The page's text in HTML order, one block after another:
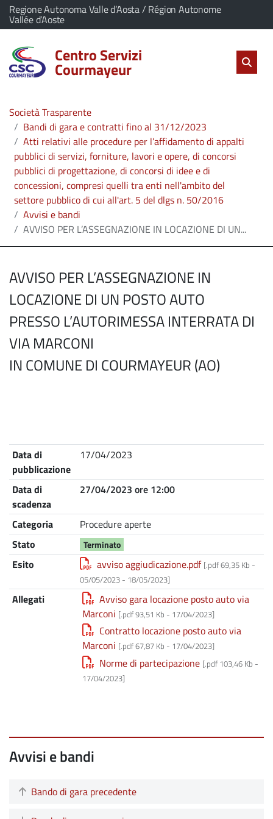
vai al contenuto
vai al menu principale
Home
Servizi
L'Amministrazione
Linea
diretta
Il comune di Centro Servizi Courmayeur appartiene a:
Regione Autonoma Valle d’Aosta / Région Autonome
Vallée d’Aoste(Apre il link in una nuova scheda)
Centro Servizi
Courmayeur
salta
Società Trasparente
Bandi di gara e contratti fino al 31/12/2023
Atti relativi alle procedure per l’affidamento di appalti
pubblici di servizi, forniture, lavori e opere, di concorsi
pubblici di progettazione, di concorsi di idee e di
concessioni, compresi quelli tra enti nell'ambito del
settore pubblico di cui all'art. 5 del dlgs n. 50/2016
Avvisi e bandi
AVVISO PER L’ASSEGNAZIONE IN LOCAZIONE DI UN...
AVVISO PER L’ASSEGNAZIONE IN
LOCAZIONE DI UN POSTO AUTO
PRESSO L’AUTORIMESSA INTERRATA DI
VIA MARCONI
IN COMUNE DI COURMAYEUR (AO)
Nome Descrizione
Data di
pubblicazione
17/04/2023
Data di
scadenza
27/04/2023 ore 12:00
Categoria
Procedure aperte
Stato
Terminato
Esito avviso aggiudicazione.pdf [.pdf 69,35 Kb -
05/05/2023- 18/05/2023]
Allegati
Avviso gara locazione posto auto via
Marconi [.pdf 93,51 Kb - 17/04/2023]
Contratto locazione posto auto via
Marconi [.pdf 67,87 Kb - 17/04/2023]
Norme di partecipazione [.pdf 103,46 Kb -
17/04/2023]
Avvisi e bandi
Bando di gara precedente